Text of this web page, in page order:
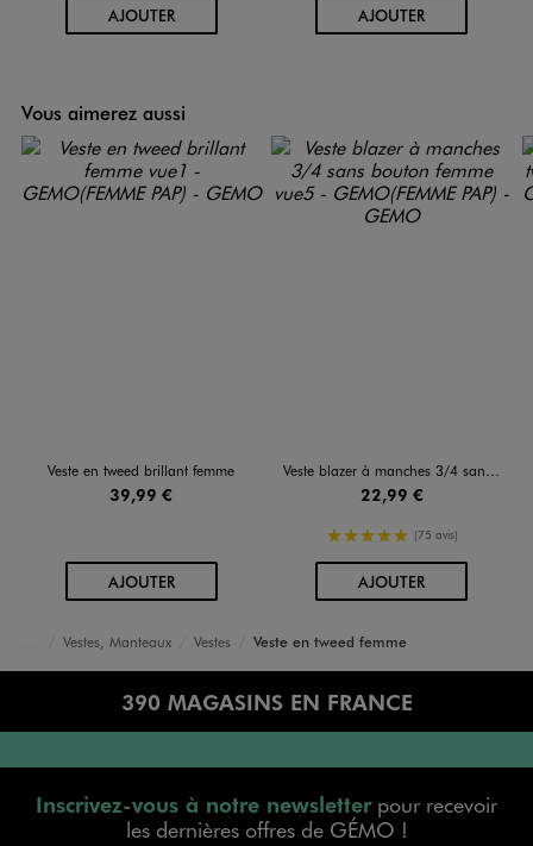
AJOUTERAU PANIER AJOUTERAU PANIER
Vous aimerez aussi
Veste en tweed brillant femme
39,99 €
AJOUTERAU PANIER
Veste blazer à manches 3/4 sans bouton femme
22,99 €
5/5 de moyenne
(75 avis)
AJOUTERAU PANIER
FemmeVestes, Manteaux Vestes Veste en tweed femme
390 MAGASINS EN FRANCE
Inscrivez-vous à notre newsletterpour recevoir
les dernières offres de GÉMO !